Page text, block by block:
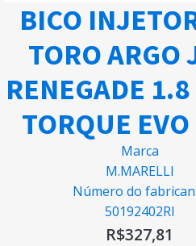
BICO
TORO ARGO
RENEGADE
TORQUE
Marca
M.MARELLI
Número do
50192402RI
R$327,81